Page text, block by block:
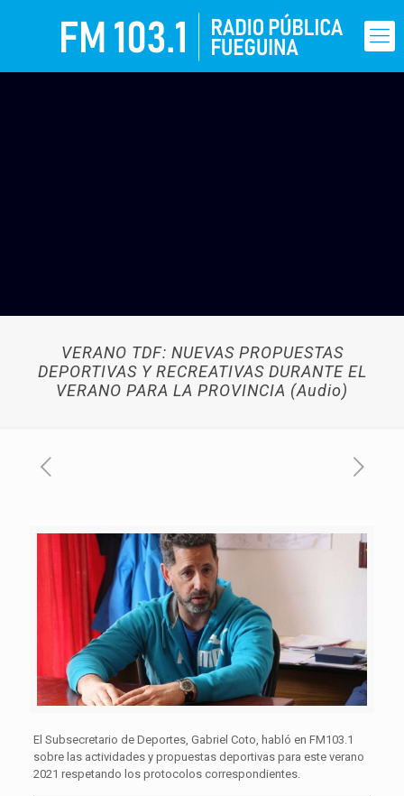
VERANO TDF: NUEVAS PROPUESTAS
DEPORTIVAS Y RECREATIVAS DURANTE EL
VERANO PARA LA PROVINCIA (Audio)
El Subsecretario de Deportes, Gabriel Coto, habló en FM103.1
sobre las actividades y propuestas deportivas para este verano
2021 respetando los protocolos correspondientes.